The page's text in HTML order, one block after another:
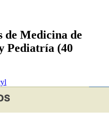
de Medicina de
Pediatría (40